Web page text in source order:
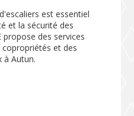
est essentiel
et la sécurité des
propose des services
et des
à Autun.